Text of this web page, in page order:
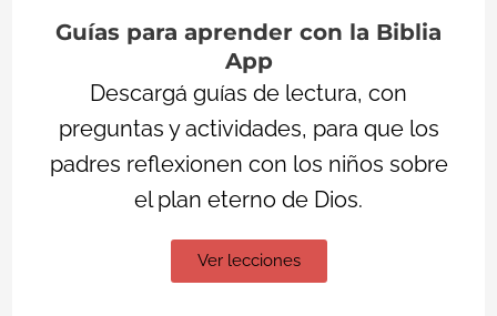
Guías para aprender con la Biblia
App
Descargá guías de lectura, con
preguntas y actividades, para que los
padres reflexionen con los niños sobre
el plan eterno de Dios.
Ver lecciones